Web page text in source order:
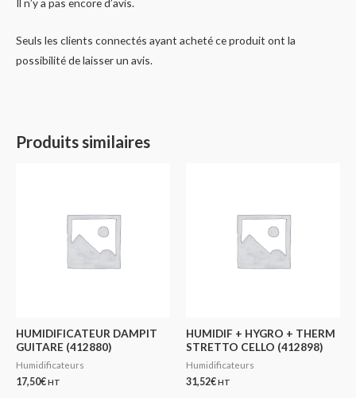
Il n’y a pas encore d’avis.
Seuls les clients connectés ayant acheté ce produit ont la
possibilité de laisser un avis.
Produits similaires
HUMIDIFICATEUR DAMPIT
GUITARE (412880)
Humidificateurs
17,50€HT
HUMIDIF + HYGRO + THERM
STRETTO CELLO (412898)
Humidificateurs
31,52€HT